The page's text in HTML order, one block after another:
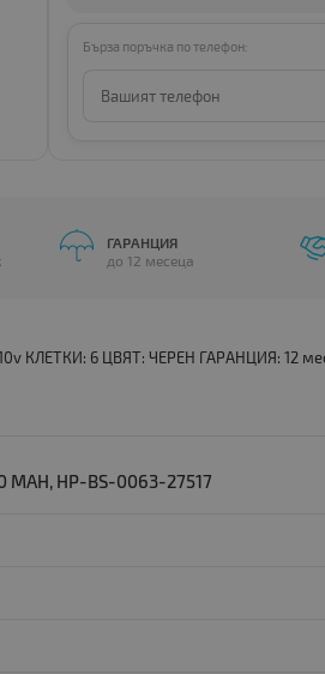
Бърза поръчка по телефон:
ГАРАНЦИЯ
до 12 месеца
КЛЕТКИ: 6 ЦВЯТ: ЧЕРЕН ГАРАНЦИЯ: 12
HP-BS-0063-27517